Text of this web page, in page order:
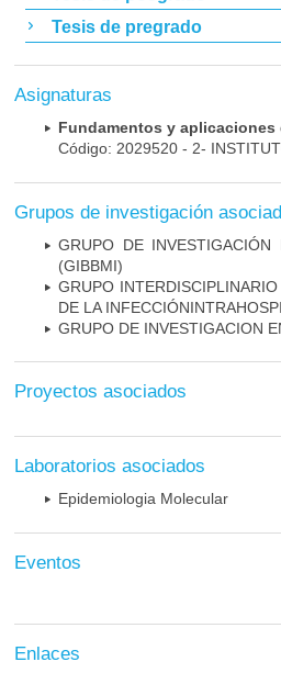
Tesis de pregrado
Asignaturas
Fundamentos y aplicaciones
Código: 2029520 - 2-
Grupos de investigación
GRUPO DE
(GIBBMI)
GRUPO
DE LA
GRUPO DE INVESTIGACION
Proyectos asociados
Laboratorios asociados
Epidemiologia Molecular
Eventos
Enlaces